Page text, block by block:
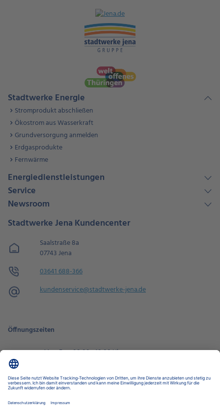
Stadtwerke Energie
Stromprodukt abschließen
Ökostrom aus Wasserkraft
Grundversorgung anmelden
Erdgasprodukte
Fernwärme
Energiedienstleistungen
Service
Newsroom
Stadtwerke Jena Kundencenter
Saalstraße 8a
07743 Jena
03641 688-366
kundenservice@​stadtwerke-jena.de
Öffnungszeiten
Mo - Fr
08:00 - 18:00 Uhr